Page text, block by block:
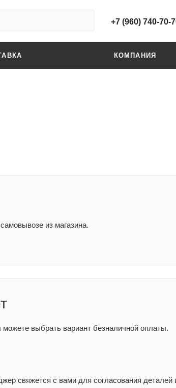
+7 (960) 740-70-
КОМПАНИЯ
из магазина.
выбрать вариант безналичной оплаты.
свяжется с вами для согласования деталей